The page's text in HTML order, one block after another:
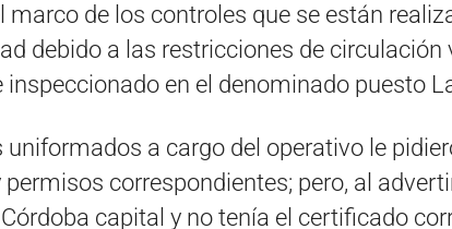
marco de los controles que se están
debido a las restricciones de circulación
en el denominado puesto
uniformados a cargo del operativo le
correspondientes; pero, al
capital y no tenía el certificado